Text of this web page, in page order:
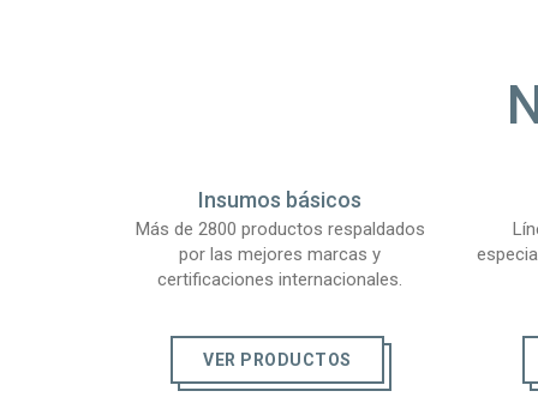
Insumos básicos
Más de 2800 productos respaldados
por las mejores marcas y
certificaciones internacionales.
VER PRODUCTOS